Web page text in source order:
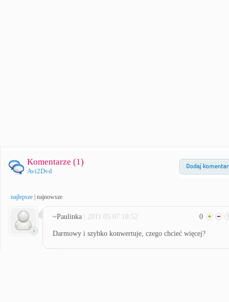
Komentarze (1)
Avi2Dvd
najlepsze najnowsze
~Paulinka | 2011.05.07 18:52 0
Darmowy i szybko konwertuje, czego chcieć więcej?